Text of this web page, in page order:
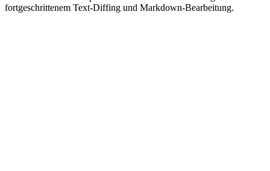
fortgeschrittenem Text-Diffing und Markdown-Bearbeitung.